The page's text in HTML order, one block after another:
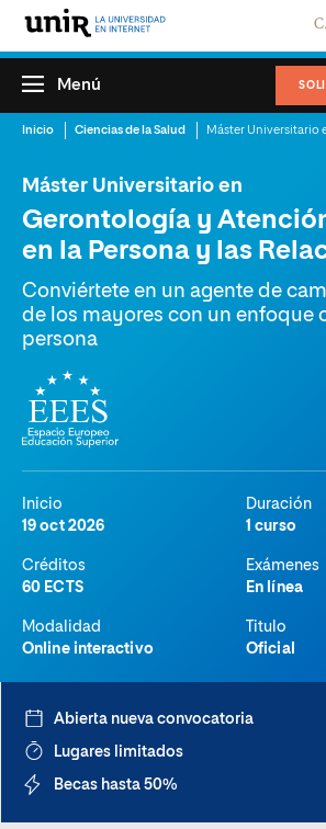
Menú
Inicio Ciencias de la Salud
Máster Universitario en
Gerontología y
en la Persona y las
Conviértete en un agente de
de los mayores con un enfoque
persona
Inicio
19 oct 2026
Duración
1 curso
Créditos
60 ECTS
Exámenes
En línea
Modalidad
Online interactivo
Titulo
Oficial
Abierta nueva convocatoria
Lugares limitados
Becas hasta 50%